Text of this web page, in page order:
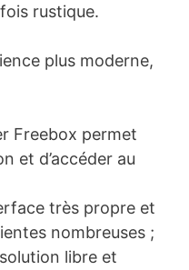
rustique.
plus moderne,
Freebox permet
et d’accéder au
très propre et
nombreuses ;
libre et